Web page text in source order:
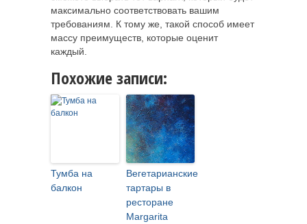
максимально соответствовать вашим
требованиям. К тому же, такой способ имеет
массу преимуществ, которые оценит
каждый.
Похожие записи:
Тумба на
балкон
Вегетарианские
тартары в
ресторане
Margarita